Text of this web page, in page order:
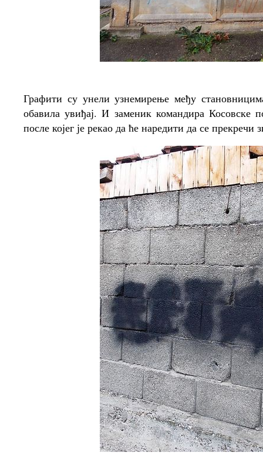
Графити су унели узнемирење међу
обавила увиђај. И заменик командира Косовске
после којег је рекао да ће наредити да се прекречи